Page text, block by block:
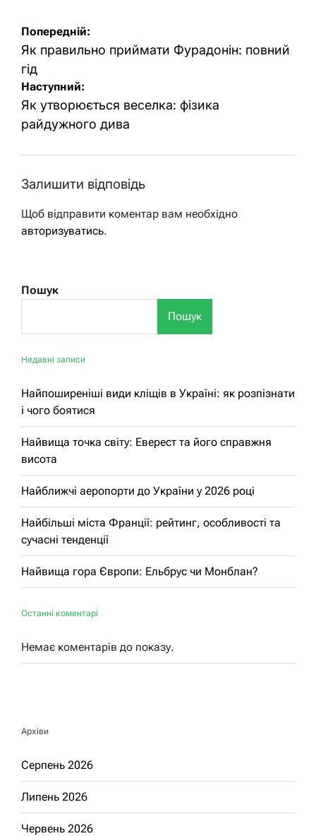
Навігація
записів
Попередній:
Як правильно приймати Фурадонін: повний
гід
Наступний:
Як утворюється веселка: фізика
райдужного дива
Залишити відповідь
Щоб відправити коментар вам необхідно
авторизуватись.
Пошук
Пошук
Недавні записи
Найпоширеніші види кліщів в Україні: як розпізнати
і чого боятися
Найвища точка світу: Еверест та його справжня
висота
Найближчі аеропорти до України у 2026 році
Найбільші міста Франції: рейтинг, особливості та
сучасні тенденції
Найвища гора Європи: Ельбрус чи Монблан?
Останні коментарі
Немає коментарів до показу.
Архіви
Серпень 2026
Липень 2026
Червень 2026